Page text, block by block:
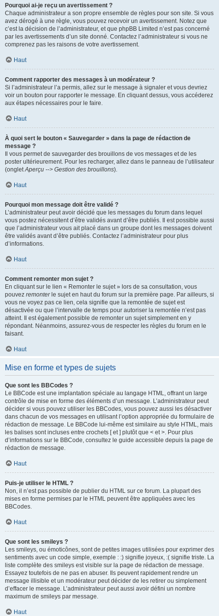
Pourquoi ai-je reçu un avertissement ?
Chaque administrateur a son propre ensemble de règles pour son site. Si vous
avez dérogé à une règle, vous pouvez recevoir un avertissement. Notez que
c’est la décision de l’administrateur, et que phpBB Limited n’est pas concerné
par les avertissements d’un site donné. Contactez l’administrateur si vous ne
comprenez pas les raisons de votre avertissement.
Haut
Comment rapporter des messages à un modérateur ?
Si l’administrateur l’a permis, allez sur le message à signaler et vous devriez
voir un bouton pour rapporter le message. En cliquant dessus, vous accéderez
aux étapes nécessaires pour le faire.
Haut
À quoi sert le bouton « Sauvegarder » dans la page de rédaction de
message ?
Il vous permet de sauvegarder des brouillons de vos messages et de les
poster ultérieurement. Pour les recharger, allez dans le panneau de l’utilisateur
(ongletAperçu --> Gestion des brouillons).
Haut
Pourquoi mon message doit être validé ?
L’administrateur peut avoir décidé que les messages du forum dans lequel
vous postez nécessitent d’être validés avant d’être publiés. Il est possible aussi
que l’administrateur vous ait placé dans un groupe dont les messages doivent
être validés avant d’être publiés. Contactez l’administrateur pour plus
d’informations.
Haut
Comment remonter mon sujet ?
En cliquant sur le lien « Remonter le sujet » lors de sa consultation, vous
pouvez remonterle sujet en haut du forum sur la première page. Par ailleurs, si
vous ne voyez pas ce lien, cela signifie que la remontée de sujet est
désactivée ou que l’intervalle de temps pour autoriser la remontée n’est pas
atteint. Il est également possible de remonter un sujet simplement en y
répondant. Néanmoins, assurez-vous de respecter les règles du forum en le
faisant.
Haut
Mise en forme et types de sujets
Que sont les BBCodes ?
Le BBCode est une implantation spéciale au langage HTML, offrant un large
contrôle de mise en forme des éléments d’un message. L’administrateur peut
décider si vous pouvez utiliser les BBCodes, vous pouvez aussi les désactiver
dans chacun de vos messages en utilisant l’option appropriée du formulaire de
rédaction de message. Le BBCode lui-même est similaire au style HTML, mais
les balises sont incluses entre crochets [ et ] plutôt que < et >. Pour plus
d’informations sur le BBCode, consultez le guide accessible depuis la page de
rédaction de message.
Haut
Puis-je utiliser le HTML ?
Non, il n’est pas possible de publier du HTML sur ce forum. La plupart des
mises en forme permises par le HTML peuvent être appliquées avec les
BBCodes.
Haut
Que sont les smileys ?
Les smileys, ou émoticônes, sont de petites images utilisées pour exprimer des
sentiments avec un code simple, exemple : :) signifie joyeux, :( signifie triste. La
liste complète des smileys est visible sur la page de rédaction de message.
Essayez toutefois de ne pas en abuser. Ils peuvent rapidement rendre un
message illisible et un modérateur peut décider de les retirer ou simplement
d’effacer le message. L’administrateur peut aussi avoir défini un nombre
maximum de smileys par message.
Haut